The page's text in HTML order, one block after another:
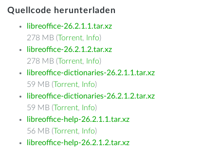
Quellcode herunterladen
libreoffice-26.2.1.1.tar.xz
278 MB (Torrent, Info)
libreoffice-26.2.1.2.tar.xz
278 MB (Torrent, Info)
libreoffice-dictionaries-26.2.1.1.tar.xz
59 MB (Torrent, Info)
libreoffice-dictionaries-26.2.1.2.tar.xz
59 MB (Torrent, Info)
libreoffice-help-26.2.1.1.tar.xz
56 MB (Torrent, Info)
libreoffice-help-26.2.1.2.tar.xz